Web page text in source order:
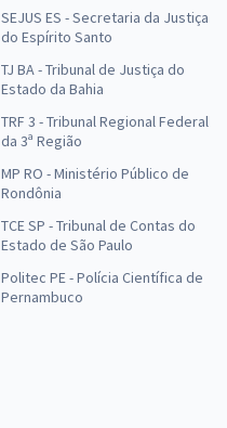
SEJUS ES - Secretaria da Justiça
do Espírito Santo
TJ BA - Tribunal de Justiça do
Estado da Bahia
TRF 3 - Tribunal Regional Federal
da 3ª Região
MP RO - Ministério Público de
Rondônia
TCE SP - Tribunal de Contas do
Estado de São Paulo
Politec PE - Polícia Científica de
Pernambuco